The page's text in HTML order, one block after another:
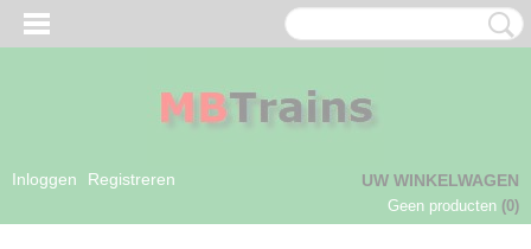
Inloggen Registreren UW WINKELWAGEN
Geen producten (0)